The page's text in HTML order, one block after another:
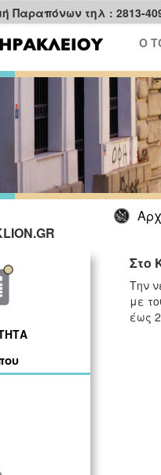
Παραπόνων τηλ : 2813-
Ο
Στο
Tην
με
έως